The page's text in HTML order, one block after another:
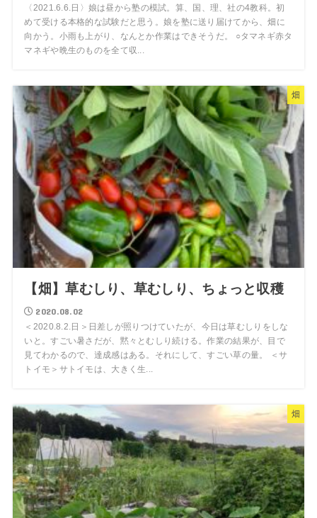
〈2021.6.6.日〉娘は昼から塾の模試。算、国、理、社の4教科。初
めて受ける本格的な試験だと思う。娘を塾に送り届けてから、畑に
向かう。小雨も上がり、なんとか作業はできそうだ。 ○タマネギ赤タ
マネギや晩生のものを全て収...
畑
【畑】草むしり、草むしり、ちょっと収穫
2020.08.02
＜2020.8.2.日＞日差しが照りつけていたが、今日は草むしりをしな
いと。すごい暑さだが、黙々とむしり続ける。作業の結果が、目で
見てわかるので、達成感はある。それにして、すごい草の量。 ＜サ
トイモ＞サトイモは、大きく生...
畑